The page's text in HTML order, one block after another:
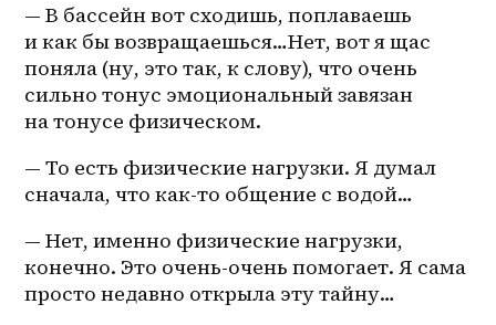
— В бассейн вот сходишь, поплаваешь
и как бы возвращаешься…Нет, вот я щас
поняла (ну, это так, к слову), что очень
сильно тонус эмоциональный завязан
на тонусе физическом.
— То есть физические нагрузки. Я думал
сначала, что как-то общение с водой…
— Нет, именно физические нагрузки,
конечно. Это очень-очень помогает. Я сама
просто недавно открыла эту тайну…